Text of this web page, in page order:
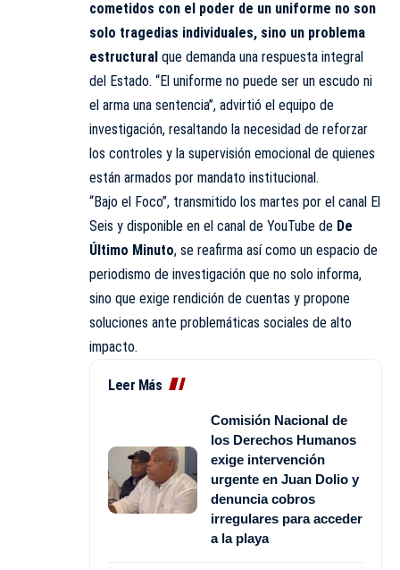
cometidos con el poder de un uniforme no son
solo tragedias individuales, sino un problema
estructural que demanda una respuesta integral
del Estado. “El uniforme no puede ser un escudo ni
el arma una sentencia”, advirtió el equipo de
investigación, resaltando la necesidad de reforzar
los controles y la supervisión emocional de quienes
están armados por mandato institucional.
“Bajo el Foco”, transmitido los martes por el canal El
Seis y disponible en el canal de YouTube de De
Último Minuto, se reafirma así como un espacio de
periodismo de investigación que no solo informa,
sino que exige rendición de cuentas y propone
soluciones ante problemáticas sociales de alto
impacto.
Leer Más
Comisión Nacional de
los Derechos Humanos
exige intervención
urgente en Juan Dolio y
denuncia cobros
irregulares para acceder
a la playa